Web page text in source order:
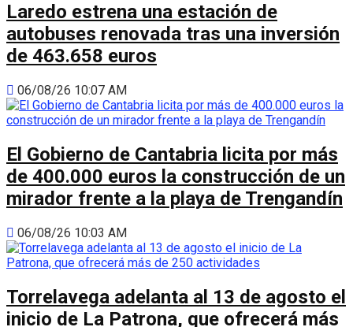
Laredo estrena una estación de
autobuses renovada tras una inversión
de 463.658 euros
06/08/26 10:07 AM
El Gobierno de Cantabria licita por más
de 400.000 euros la construcción de un
mirador frente a la playa de Trengandín
06/08/26 10:03 AM
Torrelavega adelanta al 13 de agosto el
inicio de La Patrona, que ofrecerá más